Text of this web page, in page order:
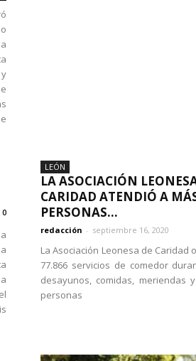
0
LEÓN
LA ASOCIACIÓN
CARIDAD ATENDIÓ A
PERSONAS...
redacción - septiembre 16, 2020
La Asociación Leonesa de Caridad
77.866 servicios de comedor
desayunos, comidas, meriendas
personas